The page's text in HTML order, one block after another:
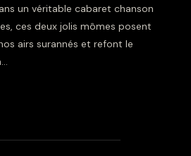
un véritable cabaret chanson
ces deux jolis mômes posent
airs surannés et refont le